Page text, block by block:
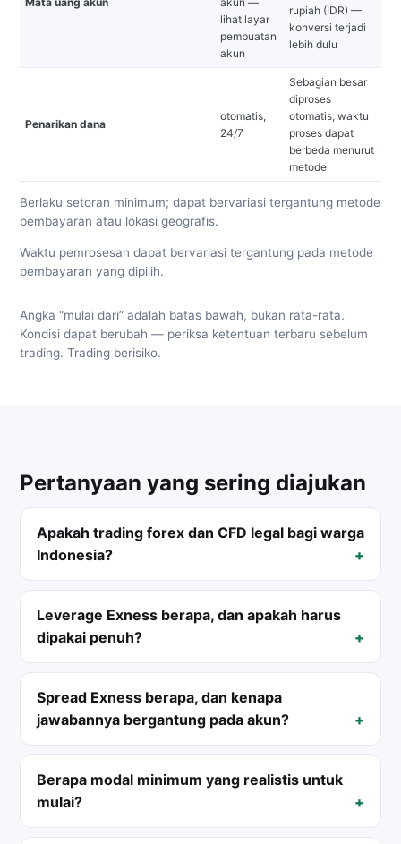
lihat layar
pembuatan
akun
rupiah (IDR) —
konversi terjadi
lebih dulu
Penarikan dana
otomatis,
24/7
Sebagian besar
diproses
otomatis; waktu
proses dapat
berbeda menurut
metode
Berlaku setoran minimum; dapat bervariasi tergantung metode
pembayaran atau lokasi geografis.
Waktu pemrosesan dapat bervariasi tergantung pada metode
pembayaran yang dipilih.
Angka “mulai dari” adalah batas bawah, bukan rata-rata.
Kondisi dapat berubah — periksa ketentuan terbaru sebelum
trading. Trading berisiko.
Pertanyaan yang sering diajukan
Apakah trading forex dan CFD legal bagi warga
Indonesia?
Leverage Exness berapa, dan apakah harus
dipakai penuh?
Spread Exness berapa, dan kenapa
jawabannya bergantung pada akun?
Berapa modal minimum yang realistis untuk
mulai?